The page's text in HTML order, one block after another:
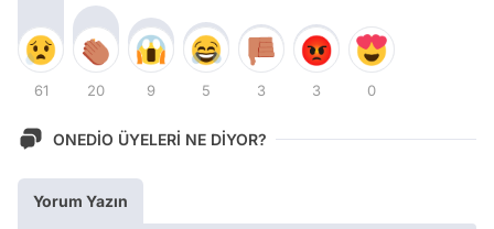
61 20 9 5 3 3 0
ONEDİO ÜYELERİ NE DİYOR?
Yorum Yazın